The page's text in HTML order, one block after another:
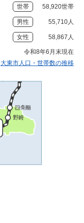
世帯 58,920世帯
男性 55,710人
女性 58,867人
令和8年6月末現在
大東市人口・世帯数の推移